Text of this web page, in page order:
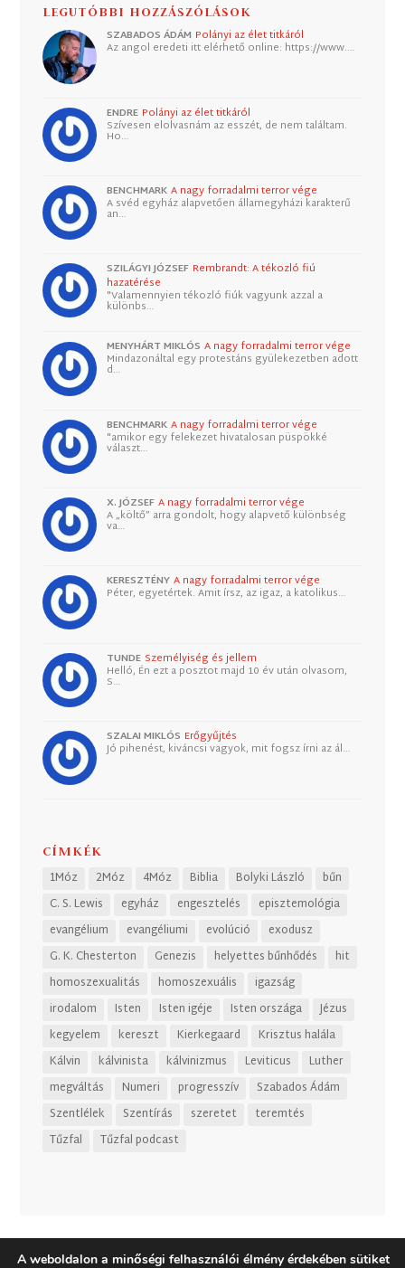
LEGUTÓBBI HOZZÁSZÓLÁSOK
SZABADOS ÁDÁM Polányi az élet titkáról
Az angol eredeti itt elérhető online: https://www.…
ENDRE Polányi az élet titkáról
Szívesen elolvasnám az esszét, de nem találtam.
Ho…
BENCHMARK A nagy forradalmi terror vége
A svéd egyház alapvetően államegyházi karakterű
an…
SZILÁGYI JÓZSEF Rembrandt: A tékozló fiú
hazatérése
"Valamennyien tékozló fiúk vagyunk azzal a
különbs…
MENYHÁRT MIKLÓS A nagy forradalmi terror vége
Mindazonáltal egy protestáns gyülekezetben adott
d…
BENCHMARK A nagy forradalmi terror vége
"amikor egy felekezet hivatalosan püspökké
választ…
X. JÓZSEF A nagy forradalmi terror vége
A „költő” arra gondolt, hogy alapvető különbség
va…
KERESZTÉNY A nagy forradalmi terror vége
Péter, egyetértek. Amit írsz, az igaz, a katolikus…
TUNDE Személyiség és jellem
Helló, Én ezt a posztot majd 10 év után olvasom,
S…
SZALAI MIKLÓS Erőgyűjtés
Jó pihenést, kiváncsi vagyok, mit fogsz írni az ál…
CÍMKÉK
1Móz 2Móz 4Móz Biblia Bolyki László
bűn
C. S. Lewis
egyház engesztelés
episztemológia
evangélium
evangéliumi evolúció
exodusz
G. K. Chesterton
Genezis helyettes bűnhődés
hit
homoszexualitás
homoszexuális
igazság
irodalom
Isten Isten igéje Isten országa
Jézus
kegyelem
kereszt Kierkegaard
Krisztus halála
Kálvin
kálvinista kálvinizmus Leviticus
Luther
megváltás
Numeri progresszív
Szabados Ádám
Szentlélek
Szentírás szeretet
teremtés
Tűzfal
Tűzfal podcast
A weboldalon a minőségi felhasználói élmény érdekében sütiket